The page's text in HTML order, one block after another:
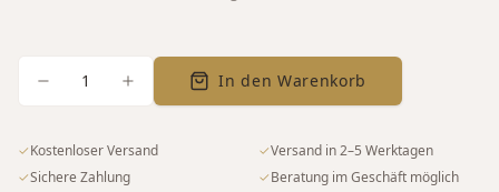
1 In den Warenkorb
✓Kostenloser Versand ✓Versand in 2–5 Werktagen
✓Sichere Zahlung ✓Beratung im Geschäft möglich